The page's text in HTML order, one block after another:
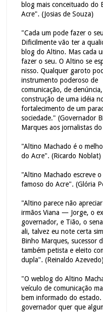
blog mais conceituado do
Acre". (Josias de Souza)
"Cada um pode fazer o
Dificilmente vão ter a
blog do Altino. Mas cada
fazer o seu. O Altino se
nisso. Qualquer garoto
instrumento poderoso de
comunicação, de
construção de uma idéia
fortalecimento de um
sociedade." (Governador
Marques aos jornalistas
"Altino Machado é o
do Acre". (Ricardo Noblat)
"Altino Machado escreve
famoso do Acre". (Glória
"Altino parece não
irmãos Viana — Jorge, o
governador, e Tião, o
ali, talvez eu note certa
Binho Marques, sucessor
também petista e eleito
dupla". (Reinaldo Azevedo)
"O weblog do Altino
veículo de comunicação
bem informado do
governador quer que